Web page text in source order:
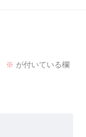
※ が付いている欄